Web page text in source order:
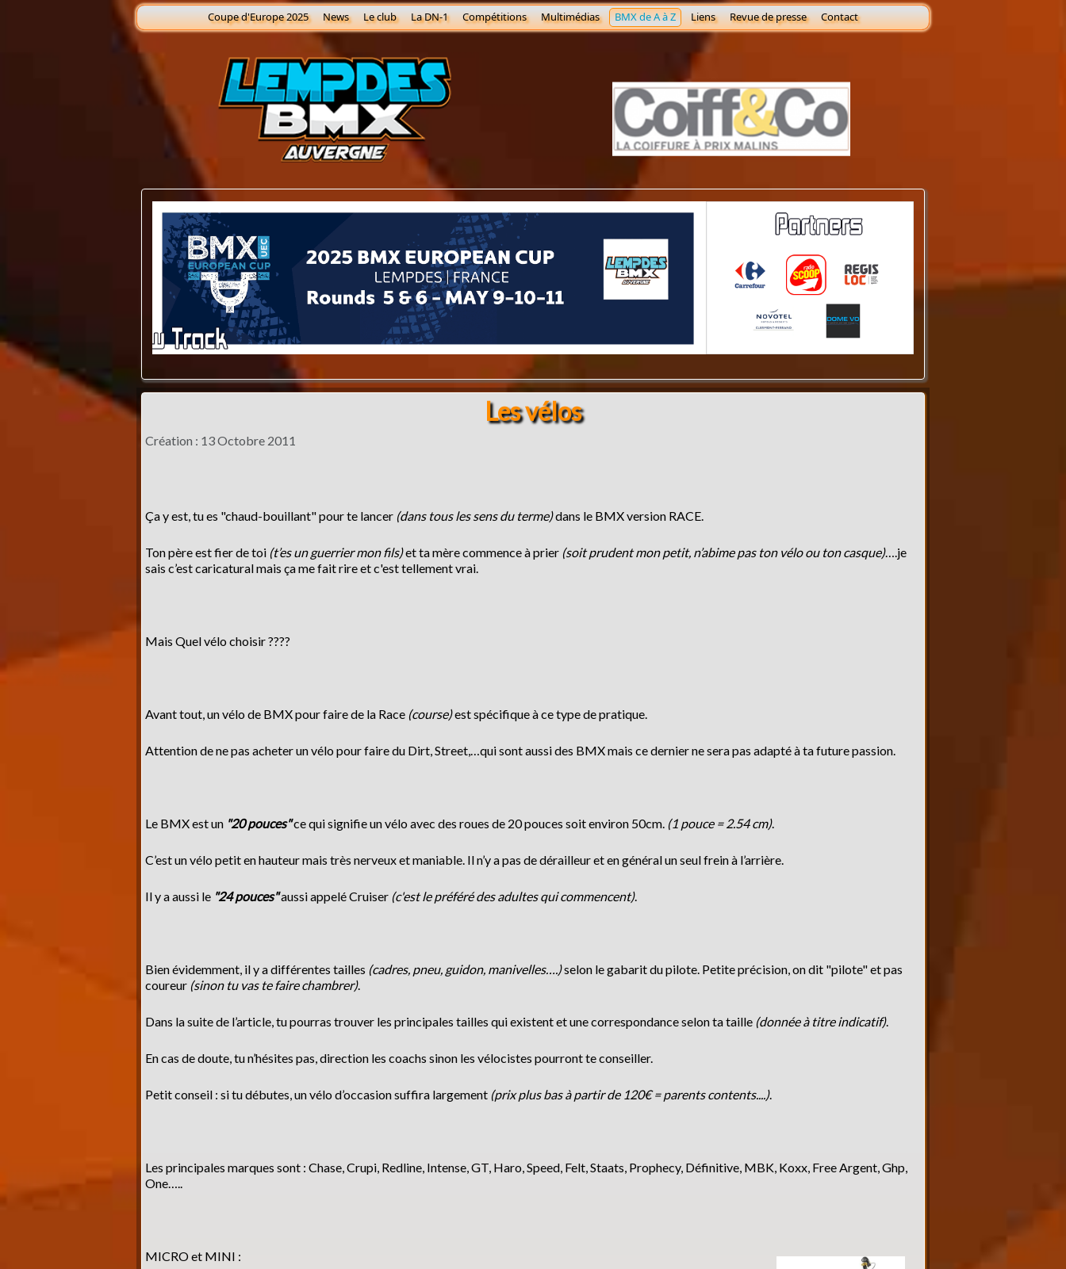
Coupe d'Europe 2025 News Le club La DN-1 Compétitions Multimédias BMX de A à Z Liens Revue de presse Contact
Les vélos
Création : 13 Octobre 2011
Ça y est, tu es "chaud-bouillant" pour te lancer (dans tous les sens du terme)dans le BMX version RACE.
Ton père est fier de toi (t’es un guerrier mon fils)et ta mère commence à prier (soit prudent mon petit, n’abime pas ton vélo ou ton casque)….je
sais c’est caricatural mais ça me fait rire et c'est tellement vrai.
Mais Quel vélo choisir ????
Avant tout, un vélo de BMX pour faire de la Race (course)est spécifique à ce type de pratique.
Attention de ne pas acheter un vélo pour faire du Dirt, Street,…qui sont aussi des BMX mais ce dernier ne sera pas adapté à ta future passion.
Le BMX est un "20 pouces"ce qui signifie un vélo avec des roues de 20 pouces soit environ 50cm. (1 pouce = 2.54 cm).
C’est un vélo petit en hauteur mais très nerveux et maniable. Il n’y a pas de dérailleur et en général un seul frein à l’arrière.
Il y a aussi le "24 pouces"aussi appelé Cruiser (c'est le préféré des adultes qui commencent).
Bien évidemment, il y a différentes tailles (cadres, pneu, guidon, manivelles….)selon le gabarit du pilote. Petite précision, on dit "pilote" et pas
coureur (sinon tu vas te faire chambrer).
Dans la suite de l’article, tu pourras trouver les principales tailles qui existent et une correspondance selon ta taille (donnée à titre indicatif).
En cas de doute, tu n’hésites pas, direction les coachs sinon les vélocistes pourront te conseiller.
Petit conseil : si tu débutes, un vélo d’occasion suffira largement (prix plus bas à partir de 120€ = parents contents....).
Les principales marques sont : Chase, Crupi, Redline, Intense, GT, Haro, Speed, Felt, Staats, Prophecy, Définitive, MBK, Koxx, Free Argent, Ghp,
One…..
MICRO et MINI :